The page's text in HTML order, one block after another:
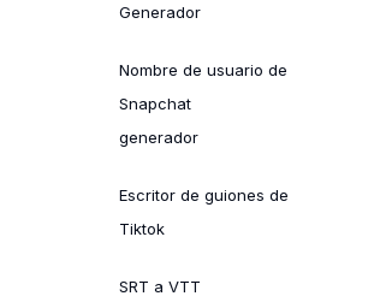
Generador
Nombre de usuario de
Snapchat
generador
Escritor de guiones de
Tiktok
SRT a VTT